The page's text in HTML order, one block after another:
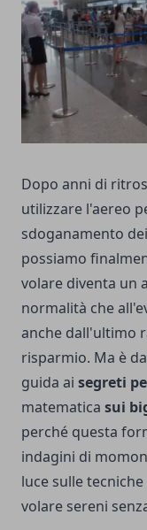
Dopo anni di
utilizzare l'aereo
sdoganamento
possiamo
volare diventa un
normalità che
anche dall'ultimo
risparmio. Ma è
guida ai segreti
matematica sui
perché questa
indagini di
luce sulle
volare sereni